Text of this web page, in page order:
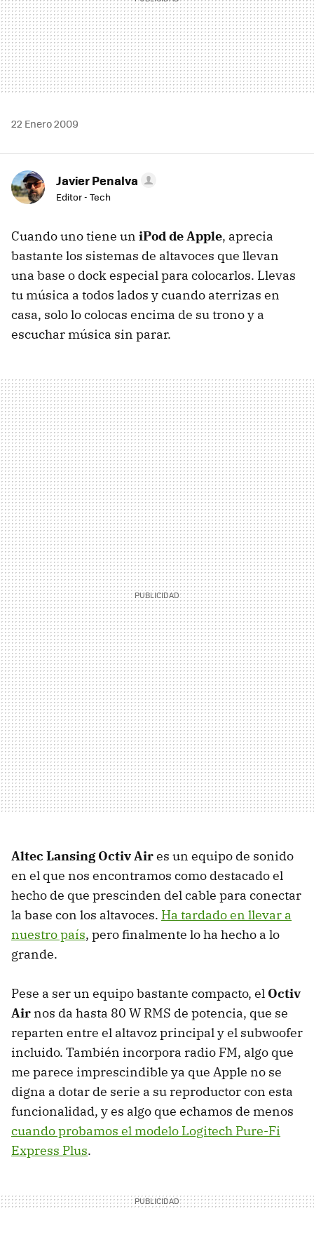
22 Enero 2009
Javier Penalva
Editor - Tech
Cuando uno tiene un iPod de Apple, aprecia
bastante los sistemas de altavoces que llevan
una base o dock especial para colocarlos. Llevas
tu música a todos lados y cuando aterrizas en
casa, solo lo colocas encima de su trono y a
escuchar música sin parar.
Altec Lansing Octiv Aires un equipo de sonido
en el que nos encontramos como destacado el
hecho de que prescinden del cable para conectar
la base con los altavoces. Ha tardado en llevar a
nuestro país, pero finalmente lo ha hecho a lo
grande.
Pese a ser un equipo bastante compacto, el Octiv
Air nos da hasta 80 W RMS de potencia, que se
reparten entre el altavoz principal y el subwoofer
incluido. También incorpora radio FM, algo que
me parece imprescindible ya que Apple no se
digna a dotar de serie a su reproductor con esta
funcionalidad, y es algo que echamos de menos
cuando probamos el modelo Logitech Pure-Fi
Express Plus.